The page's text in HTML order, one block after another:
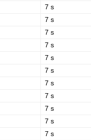
7 s
7 s
7 s
7 s
7 s
7 s
7 s
7 s
7 s
7 s
7 s